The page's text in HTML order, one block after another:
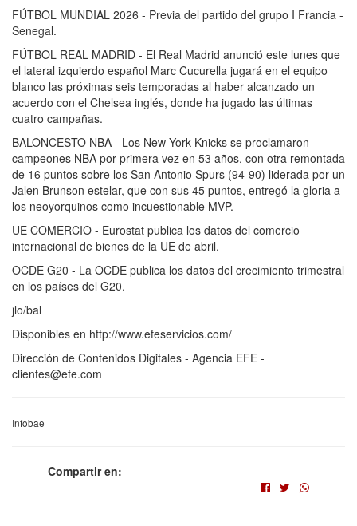
FÚTBOL MUNDIAL 2026 - Previa del partido del grupo I Francia -
Senegal.
FÚTBOL REAL MADRID - El Real Madrid anunció este lunes que
el lateral izquierdo español Marc Cucurella jugará en el equipo
blanco las próximas seis temporadas al haber alcanzado un
acuerdo con el Chelsea inglés, donde ha jugado las últimas
cuatro campañas.
BALONCESTO NBA - Los New York Knicks se proclamaron
campeones NBA por primera vez en 53 años, con otra remontada
de 16 puntos sobre los San Antonio Spurs (94-90) liderada por un
Jalen Brunson estelar, que con sus 45 puntos, entregó la gloria a
los neoyorquinos como incuestionable MVP.
UE COMERCIO - Eurostat publica los datos del comercio
internacional de bienes de la UE de abril.
OCDE G20 - La OCDE publica los datos del crecimiento trimestral
en los países del G20.
jlo/bal
Disponibles en http://www.efeservicios.com/
Dirección de Contenidos Digitales - Agencia EFE -
clientes@efe.com
Infobae
Compartir en: